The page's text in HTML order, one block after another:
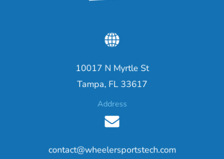
10017 N Myrtle St
Tampa, FL 33617
Address
contact@wheelersportstech.com